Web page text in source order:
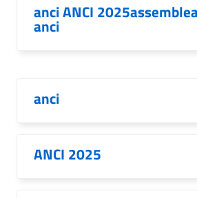
anci ANCI
anci
anci
ANCI 2025